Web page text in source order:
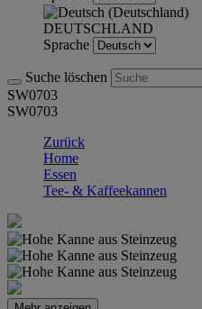
DEUTSCHLAND
Sprache
Suche löschen
SW0703
SW0703
Zurück
Home
Essen
Tee- & Kaffeekannen